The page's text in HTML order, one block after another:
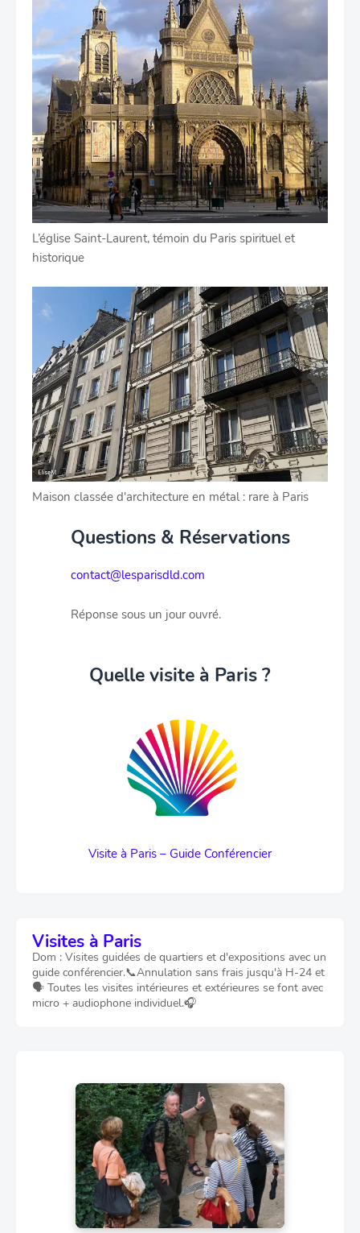
L’église Saint-Laurent, témoin du Paris spirituel et
historique
Maison classée d'architecture en métal : rare à Paris
Questions & Réservations
contact@lesparisdld.com
Réponse sous un jour ouvré.
Quelle visite à Paris ?
Visite à Paris – Guide Conférencier
Visites à Paris
Dom : Visites guidées de quartiers et d'expositions avec un
guide conférencier.📞Annulation sans frais jusqu'à H-24 et
🗣️ Toutes les visites intérieures et extérieures se font avec
micro + audiophone individuel.🎧